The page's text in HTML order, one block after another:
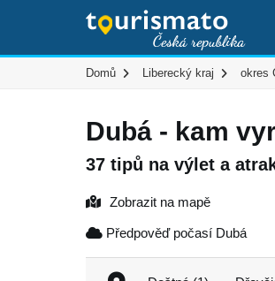
Domů Liberecký kraj okres
Dubá - kam
37 tipů na výlet a
Zobrazit na mapě
Předpověď počasí Dubá